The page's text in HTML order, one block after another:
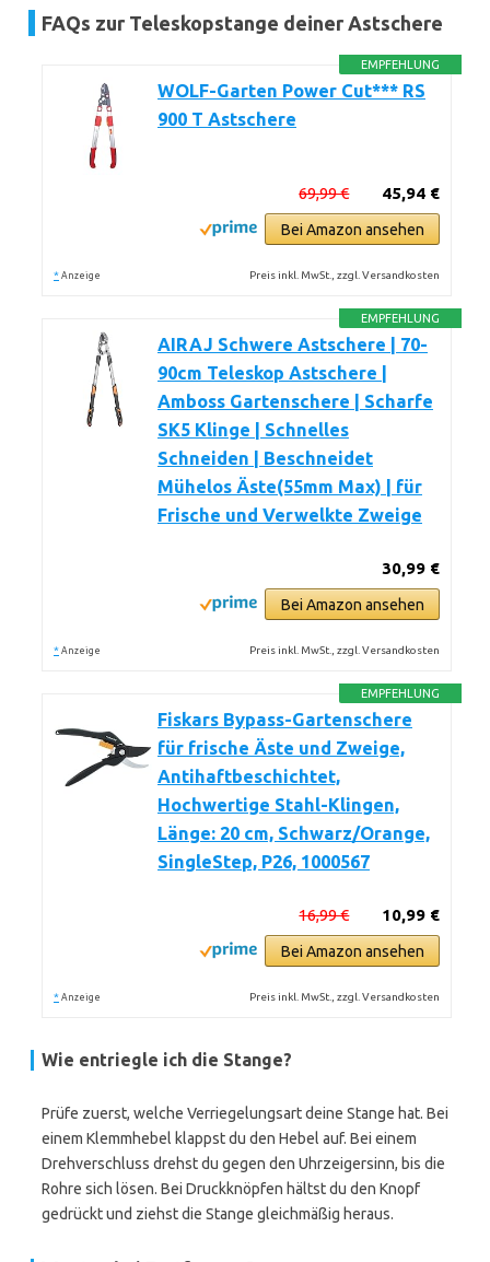
FAQs zur Teleskopstange deiner Astschere
EMPFEHLUNG
WOLF-Garten Power Cut*** RS
900 T Astschere
45,94 €
69,99 €
Bei Amazon ansehen
* Anzeige Preis inkl. MwSt., zzgl. Versandkosten
EMPFEHLUNG
AIRAJ Schwere Astschere | 70-
90cm Teleskop Astschere |
Amboss Gartenschere | Scharfe
SK5 Klinge | Schnelles
Schneiden | Beschneidet
Mühelos Äste(55mm Max) | für
Frische und Verwelkte Zweige
30,99 €
Bei Amazon ansehen
* Anzeige Preis inkl. MwSt., zzgl. Versandkosten
EMPFEHLUNG
Fiskars Bypass-Gartenschere
für frische Äste und Zweige,
Antihaftbeschichtet,
Hochwertige Stahl-Klingen,
Länge: 20 cm, Schwarz/Orange,
SingleStep, P26, 1000567
10,99 €
16,99 €
Bei Amazon ansehen
* Anzeige Preis inkl. MwSt., zzgl. Versandkosten
Wie entriegle ich die Stange?
Prüfe zuerst, welche Verriegelungsart deine Stange hat. Bei
einem Klemmhebel klappst du den Hebel auf. Bei einem
Drehverschluss drehst du gegen den Uhrzeigersinn, bis die
Rohre sich lösen. Bei Druckknöpfen hältst du den Knopf
gedrückt und ziehst die Stange gleichmäßig heraus.